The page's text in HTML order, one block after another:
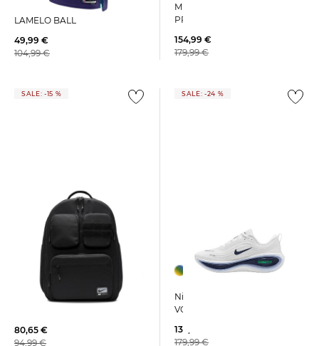
NBA-CHARLOTTE HORNETS-
LAMELO BALL
49,99 €
104,99 €
MERCURIAL SUPERFLY 11
PRO
154,99 €
179,99 €
SALE: -15 %
80,65 €
94,99 €
SALE: -24 %
Nike | Herren Laufschuhe
VOMERO PLUS
135,95 €
179,99 €